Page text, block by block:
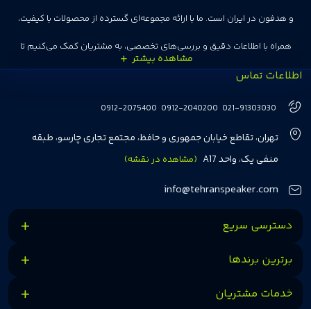
و هدفون در ایران است. ما با ارائه مجموعه‌ای گسترده از محصولات با کیفیت،
همراه با اطلاعات دقیق و بررسی‌های تخصصی، به مشتریان کمک می‌کنیم تا
انتخاب‌های درست و هوشمندانه‌ای داشته باشند. تهران اسپیکر با تجربه‌ای بیش از
هفت سال در این زمینه، بر ایجاد تجربه خریدی آسان، سریع و مطمئن تمرکز دارد تا
مشتریان بتوانند با خیالی آسوده از انتخاب خود لذت ببرند. ما به رضایت و اعتماد
مشتریان اهمیت می‌دهیم و همواره در تلاشیم تا بهترین‌ها را برای آن‌ها فراهم
کنیم.
اطلاعات تماس
021-91303030
0912-2040200
0912-2075400
تهران، تقاطع خیابان جمهوری و حافظ، مجتمع تجاری چارسو، طبقه
منفی یک، واحد A17
(مشاهده در نقشه)
info@tehranspeaker.com
دسترسی سریع
برترین برندها
خدمات مشتریان